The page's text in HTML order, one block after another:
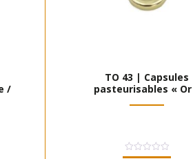
/
TO 43 | Capsules
pasteurisables «